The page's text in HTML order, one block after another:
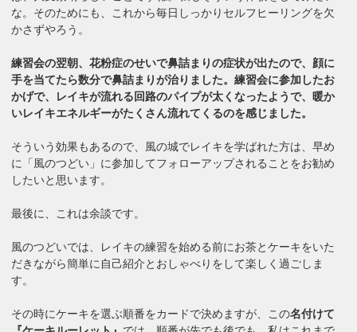
な。そのためにも、これから毎日しっかりセルフヒーリングを欠
かさずやろう。
練習会の翌朝、花粉症のせいで鼻詰まりの症状が出たので、顔に
手を当てたら数分で鼻詰まりが治りました。練習会に参加したお
かげで、レイキが流れる回路のパイプが太くなったようで、暖か
いレイキエネルギーがたくさん流れてくるのを感じました。
そういう効果もあるので、風の城でレイキを学ばれた方は、早め
に「風のつどい」に参加してフォローアップされることをお勧め
したいと思います。
最後に、これは余談です。
風のつどいでは、レイキの練習を始める前にお茶とケーキをいた
だきながら簡単に自己紹介とおしゃべりをして楽しく過ごしま
す。
その時にケーキを選ぶ順番をカードで決めますが、この名付けて